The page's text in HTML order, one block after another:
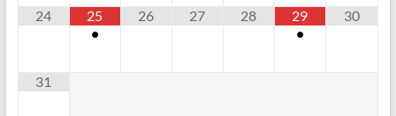
24
25
•
26 27 28
29
•
30
31